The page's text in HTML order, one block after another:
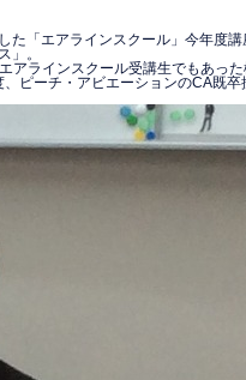
「エアラインスクール」今年度講
」。
ラインスクール受講生でもあっ
ピーチ・アビエーションのCA既